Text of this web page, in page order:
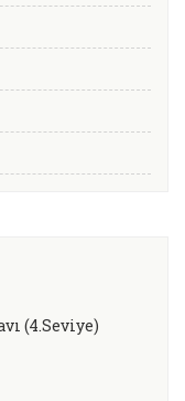
(4.Seviye)